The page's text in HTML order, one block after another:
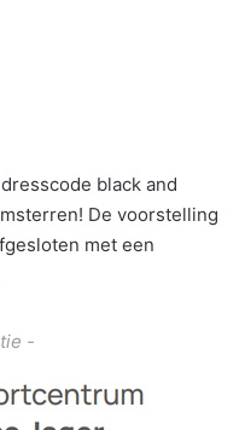
black and
De voorstelling
met een
-